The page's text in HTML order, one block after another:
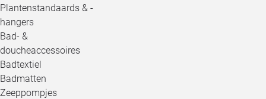
Plantenstandaards & -
hangers
Bad- &
doucheaccessoires
Badtextiel
Badmatten
Zeeppompjes